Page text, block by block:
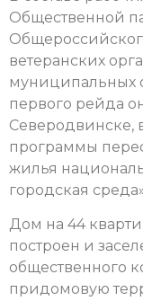
Общественной
ветеранских
муниципальных
первого рейда
Северодвинске,
программы
жилья
городская
Дом на 44
построен и
общественного
придомовую